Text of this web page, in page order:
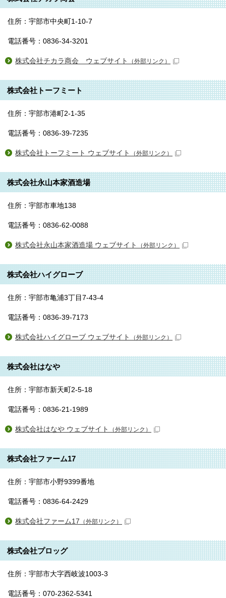
住所：宇部市中央町1-10-7
電話番号：0836-34-3201
株式会社チカラ商会 ウェブサイト （外部リンク）
株式会社トーフミート
住所：宇部市港町2-1-35
電話番号：0836-39-7235
株式会社トーフミート ウェブサイト （外部リンク）
株式会社永山本家酒造場
住所：宇部市車地138
電話番号：0836-62-0088
株式会社永山本家酒造場 ウェブサイト （外部リンク）
株式会社ハイグローブ
住所：宇部市亀浦3丁目7-43-4
電話番号：0836-39-7173
株式会社ハイグローブ ウェブサイト （外部リンク）
株式会社はなや
住所：宇部市新天町2-5-18
電話番号：0836-21-1989
株式会社はなや ウェブサイト （外部リンク）
株式会社ファーム17
住所：宇部市小野9399番地
電話番号：0836-64-2429
株式会社ファーム17 （外部リンク）
株式会社プロッグ
住所：宇部市大字西岐波1003-3
電話番号：070-2362-5341